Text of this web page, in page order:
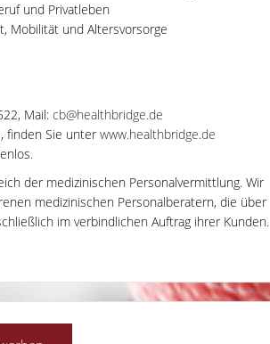
und Privatleben
Mobilität und Altersvorsorge
Mail: cb@healthbridge.de
finden Sie unter www.healthbridge.de
der medizinischen Personalvermittlung. Wir
medizinischen Personalberatern, die über
im verbindlichen Auftrag ihrer Kunden.